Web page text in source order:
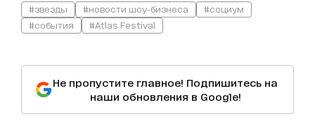
#звезды #новости шоу-бизнеса
#социум
#события
#Atlas Festival
Не пропустите главное! Подпишитесь на
наши обновления в Google!